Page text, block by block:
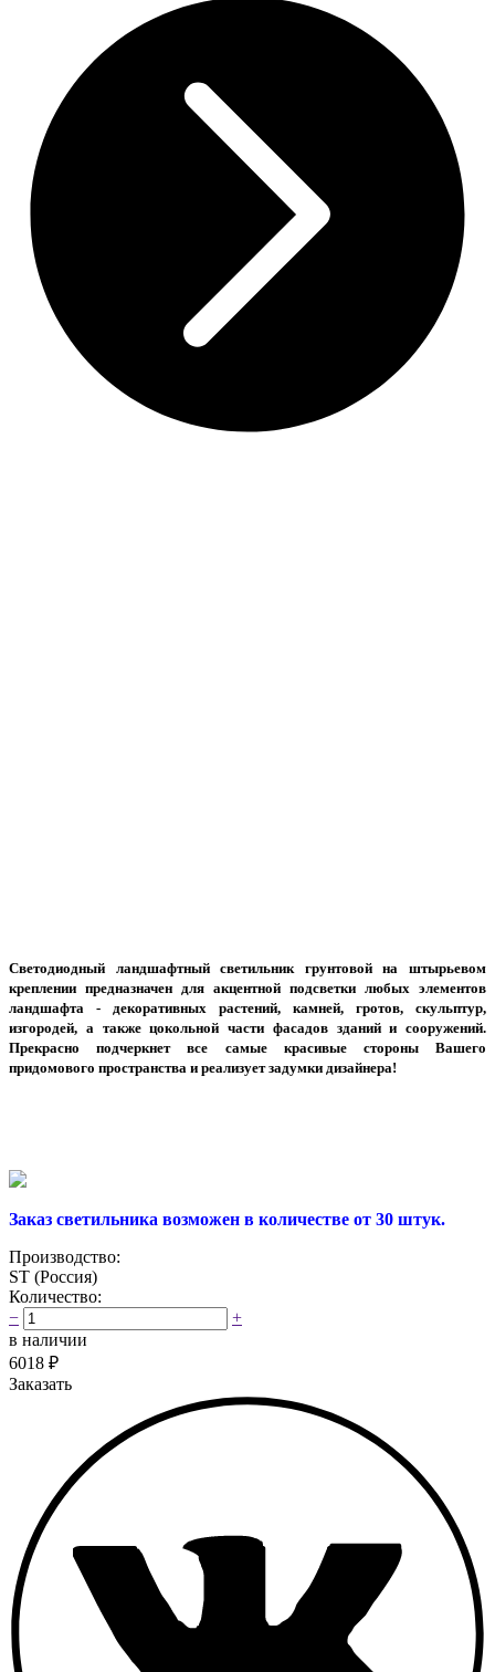
Светодиодный ландшафтный светильник грунтовой на штырьевом
креплении предназначен для акцентной подсветки любых элементов
ландшафта - декоративных растений, камней, гротов, скульптур,
изгородей, а также цокольной части фасадов зданий и сооружений.
Прекрасно подчеркнет все самые красивые стороны Вашего
придомового пространства и реализует задумки дизайнера!
Заказ светильника возможен в количестве от 30 штук.
Производство:
ST (Россия)
Количество:
−
+
в наличии
6018 ₽
Заказать